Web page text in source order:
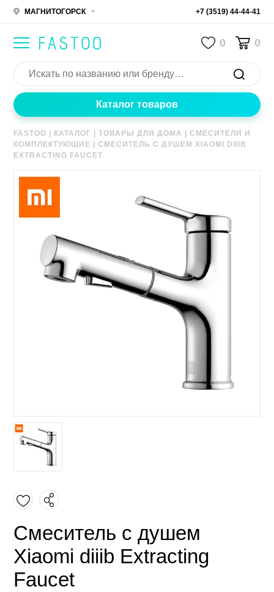
МАГНИТОГОРСК +7 (3519) 44-44-41
0 0
Каталог товаров
FASTOO КАТАЛОГ |ТОВАРЫ ДЛЯ ДОМА |СМЕСИТЕЛИ И
КОМПЛЕКТУЮЩИЕ
|СМЕСИТЕЛЬ С ДУШЕМ XIAOMI DIIIB
EXTRACTING FAUCET
Смеситель с душем
Xiaomi diiib Extracting
Faucet